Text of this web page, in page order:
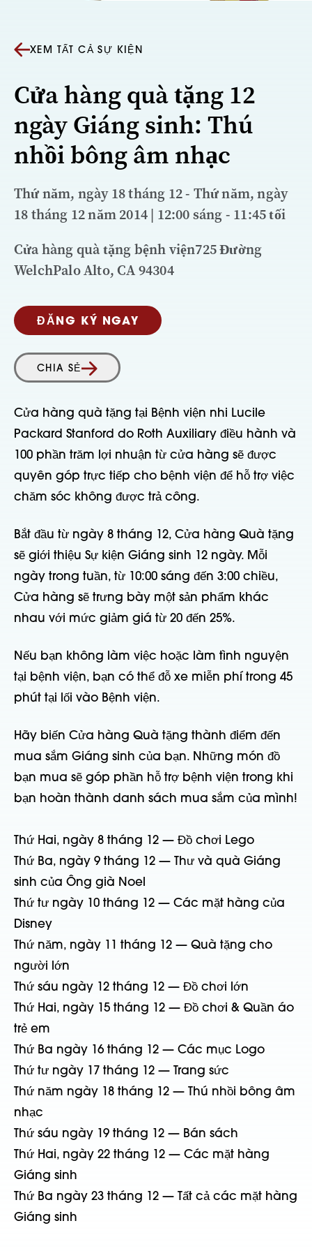
XEM TẤT CẢ SỰ KIỆN
Cửa hàng quà tặng 12
ngày Giáng sinh: Thú
nhồi bông âm nhạc
Thứ năm, ngày 18 tháng 12 - Thứ năm, ngày
18 tháng 12 năm 2014 | 12:00 sáng - 11:45 tối
Cửa hàng quà tặng bệnh viện725 Đường
WelchPalo Alto, CA 94304
ĐĂNG KÝ NGAY
CHIA SẺ
Cửa hàng quà tặng tại Bệnh viện nhi Lucile
Packard Stanford do Roth Auxiliary điều hành và
100 phần trăm lợi nhuận từ cửa hàng sẽ được
quyên góp trực tiếp cho bệnh viện để hỗ trợ việc
chăm sóc không được trả công.
Bắt đầu từ ngày 8 tháng 12, Cửa hàng Quà tặng
sẽ giới thiệu Sự kiện Giáng sinh 12 ngày. Mỗi
ngày trong tuần, từ 10:00 sáng đến 3:00 chiều,
Cửa hàng sẽ trưng bày một sản phẩm khác
nhau với mức giảm giá từ 20 đến 25%.
Nếu bạn không làm việc hoặc làm tình nguyện
tại bệnh viện, bạn có thể đỗ xe miễn phí trong 45
phút tại lối vào Bệnh viện.
Hãy biến Cửa hàng Quà tặng thành điểm đến
mua sắm Giáng sinh của bạn. Những món đồ
bạn mua sẽ góp phần hỗ trợ bệnh viện trong khi
bạn hoàn thành danh sách mua sắm của mình!
Thứ Hai, ngày 8 tháng 12 — Đồ chơi Lego
Thứ Ba, ngày 9 tháng 12 — Thư và quà Giáng
sinh của Ông già Noel
Thứ tư ngày 10 tháng 12 — Các mặt hàng của
Disney
Thứ năm, ngày 11 tháng 12 — Quà tặng cho
người lớn
Thứ sáu ngày 12 tháng 12 — Đồ chơi lớn
Thứ Hai, ngày 15 tháng 12 — Đồ chơi & Quần áo
trẻ em
Thứ Ba ngày 16 tháng 12 — Các mục Logo
Thứ tư ngày 17 tháng 12 — Trang sức
Thứ năm ngày 18 tháng 12 — Thú nhồi bông âm
nhạc
Thứ sáu ngày 19 tháng 12 — Bán sách
Thứ Hai, ngày 22 tháng 12 — Các mặt hàng
Giáng sinh
Thứ Ba ngày 23 tháng 12 — Tất cả các mặt hàng
Giáng sinh